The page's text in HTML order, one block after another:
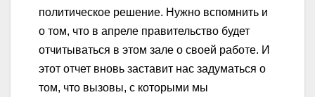
политическое решение. Нужно вспомнить и
о том, что в апреле правительство будет
отчитываться в этом зале о своей работе. И
этот отчет вновь заставит нас задуматься о
том, что вызовы, с которыми мы